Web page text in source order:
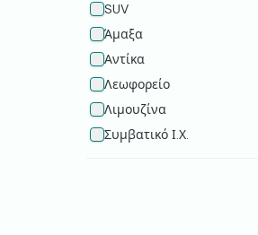
SUV
Άμαξα
Αντίκα
Λεωφορείο
Λιμουζίνα
Συμβατικό Ι.Χ.